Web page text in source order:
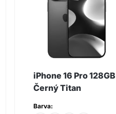
iPhone 16 Pro 128GB
Černý Titan
Barva: